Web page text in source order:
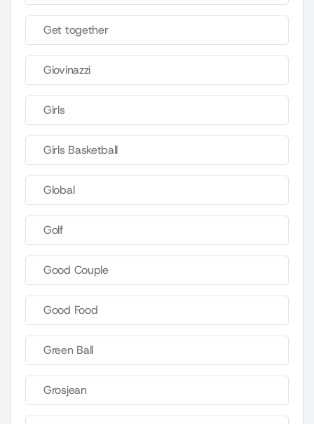
Get together
Giovinazzi
Girls
Girls Basketball
Global
Golf
Good Couple
Good Food
Green Ball
Grosjean